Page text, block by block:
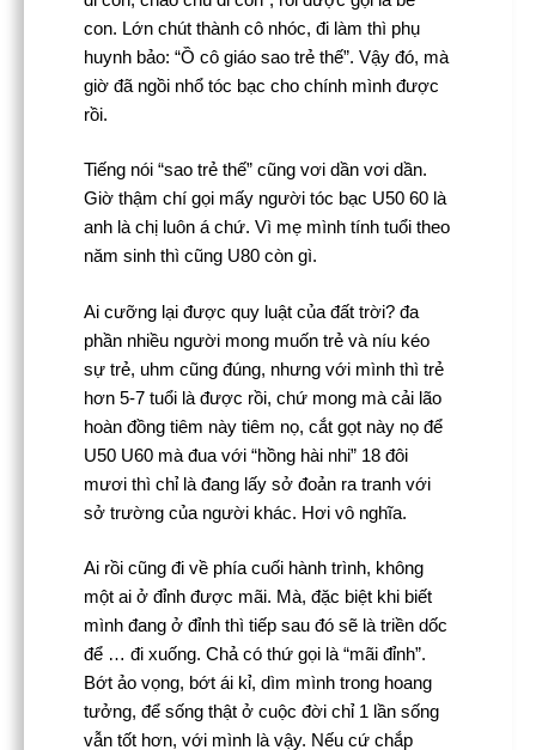
con. Lớn chút thành cô nhóc, đi làm thì phụ
huynh bảo: “Ồ cô giáo sao trẻ thế”. Vậy đó, mà
giờ đã ngồi nhổ tóc bạc cho chính mình được
rồi.
Tiếng nói “sao trẻ thế” cũng vơi dần vơi dần.
Giờ thậm chí gọi mấy người tóc bạc U50 60 là
anh là chị luôn á chứ. Vì mẹ mình tính tuổi theo
năm sinh thì cũng U80 còn gì.
Ai cưỡng lại được quy luật của đất trời? đa
phần nhiều người mong muốn trẻ và níu kéo
sự trẻ, uhm cũng đúng, nhưng với mình thì trẻ
hơn 5-7 tuổi là được rồi, chứ mong mà cải lão
hoàn đồng tiêm này tiêm nọ, cắt gọt này nọ để
U50 U60 mà đua với “hồng hài nhi” 18 đôi
mươi thì chỉ là đang lấy sở đoản ra tranh với
sở trường của người khác. Hơi vô nghĩa.
Ai rồi cũng đi về phía cuối hành trình, không
một ai ở đỉnh được mãi. Mà, đặc biệt khi biết
mình đang ở đỉnh thì tiếp sau đó sẽ là triền dốc
để … đi xuống. Chả có thứ gọi là “mãi đỉnh”.
Bớt ảo vọng, bớt ái kỉ, dìm mình trong hoang
tưởng, để sống thật ở cuộc đời chỉ 1 lần sống
vẫn tốt hơn, với mình là vậy. Nếu cứ chắp